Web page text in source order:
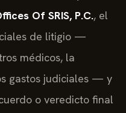
Of SRIS, P.C., el
de litigio —
médicos, la
gastos judiciales — y
o veredicto final